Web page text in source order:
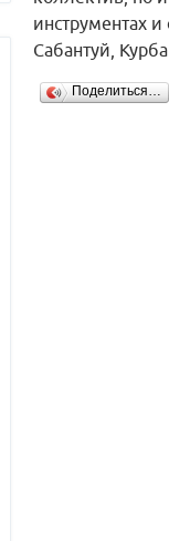
инструментах
Сабантуй,
Поделиться…